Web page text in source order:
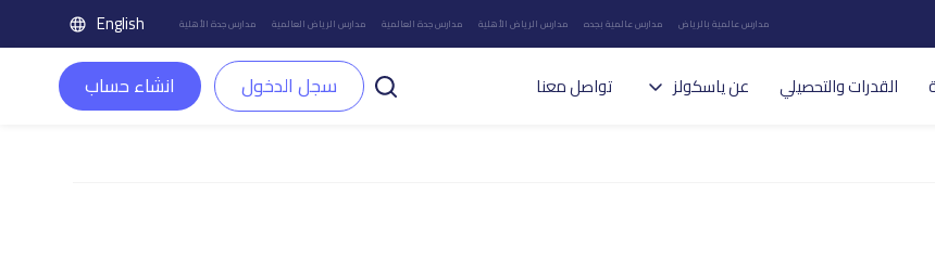
مدارس عالمية بالرياض مدارس عالمية بجده مدارس الرياض الأهلية مدارس جدة العالمية مدارس الرياض العالمية مدارس جدة الأهلية English
القدرات والتحصيلي عن ياسكولز تواصل معنا سجل الدخول انشاء حساب